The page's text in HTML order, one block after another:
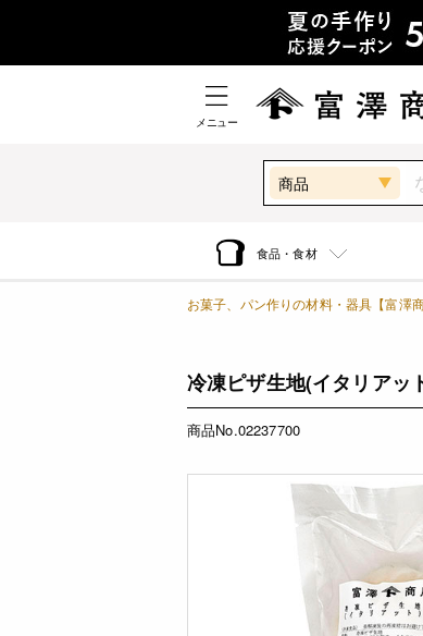
メニュー
商品
食品・食材
お菓子、パン作りの材料・器具【富澤商
冷凍ピザ生地(イタリアッ
商品No.02237700